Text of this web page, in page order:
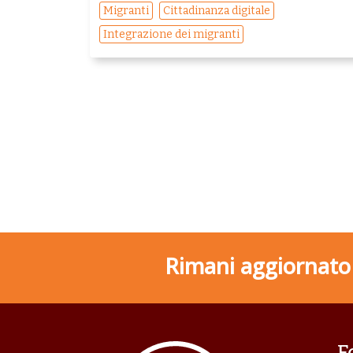
Migranti
Cittadinanza digitale
Integrazione dei migranti
Rimani